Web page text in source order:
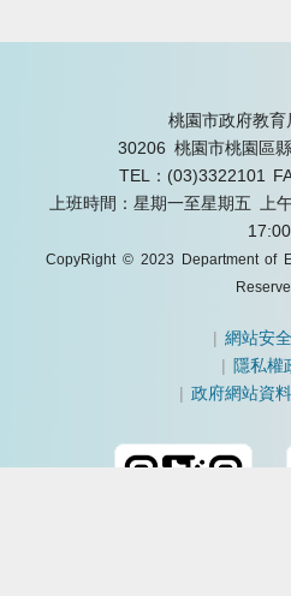
桃園市政府教育
30206 桃園市桃園區
TEL：(03)3322101
上班時間：星期一至星期五 上
17:00
CopyRight © 2023 Department of
|網站安
| 隱私權
|政府網站資